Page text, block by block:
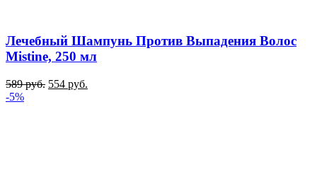
Лечебный Шампунь Против Выпадения Волос
Mistine, 250 мл
589руб. 554 руб.
-5%